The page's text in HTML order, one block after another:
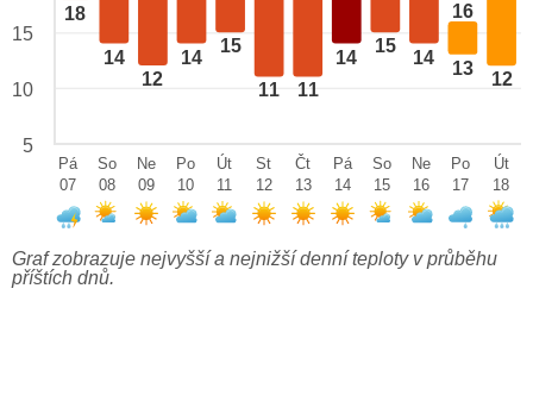
18
14
12
14
15
11 11
14
15
14
16
13
12
15
10
5
Pá
07
So
08
Ne
09
Po
10
Út
11
St
12
Čt
13
Pá
14
So
15
Ne
16
Po
17
Út
18
Graf zobrazuje nejvyšší a nejnižší denní teploty v průběhu
příštích dnů.